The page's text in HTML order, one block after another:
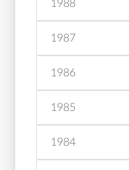
1988
1987
1986
1985
1984